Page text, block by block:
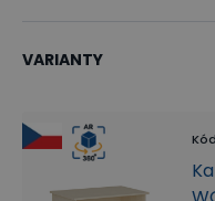
VARIANTY